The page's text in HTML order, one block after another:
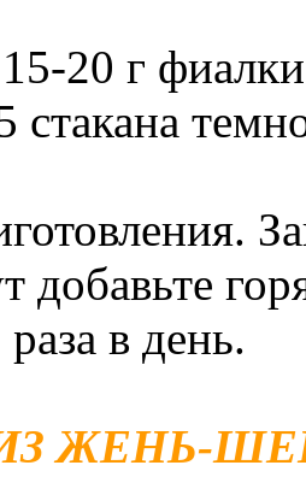
20 г
стакана
добавьте
в день.
ЖЕНЬ-